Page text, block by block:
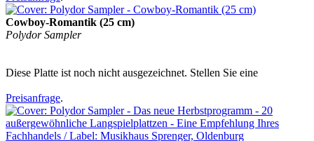
Cowboy-Romantik (25 cm)
Polydor Sampler
Diese Platte ist noch nicht ausgezeichnet. Stellen Sie eine
Preisanfrage.